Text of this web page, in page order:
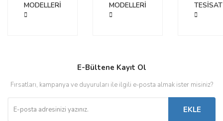
MODELLERİ
MODELLERİ
TESİSAT
E-Bültene Kayıt Ol
Fırsatları, kampanya ve duyuruları ile ilgili e-posta almak ister misiniz?
EKLE